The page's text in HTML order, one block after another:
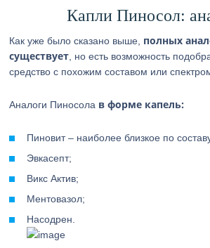
Капли Пиносол:
Как уже было сказано выше, полных
существует , но есть возможность
средство с похожим составом или
Аналоги Пиносола в форме капель:
Пиновит – наиболее близкое по
Эвкасепт;
Викс Актив;
Ментовазол;
Насодрен.